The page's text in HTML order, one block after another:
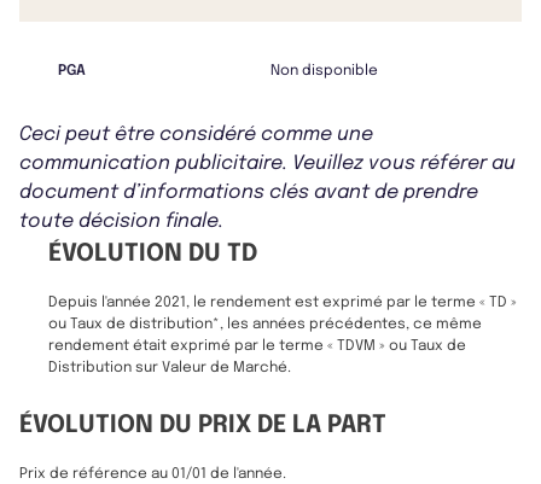
PGA Non disponible
Ceci peut être considéré comme une
communication publicitaire. Veuillez vous référer au
document d’informations clés avant de prendre
toute décision finale.
ÉVOLUTION DU TD
Depuis l'année 2021, le rendement est exprimé par le terme « TD »
ou Taux de distribution*, les années précédentes, ce même
rendement était exprimé par le terme « TDVM » ou Taux de
Distribution sur Valeur de Marché.
ÉVOLUTION DU PRIX DE LA PART
Prix de référence au 01/01 de l'année.